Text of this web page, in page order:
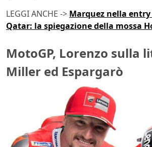
LEGGI ANCHE -> Marquez nella entry
Qatar: la spiegazione della mossa
MotoGP, Lorenzo sulla
Miller ed Espargarò